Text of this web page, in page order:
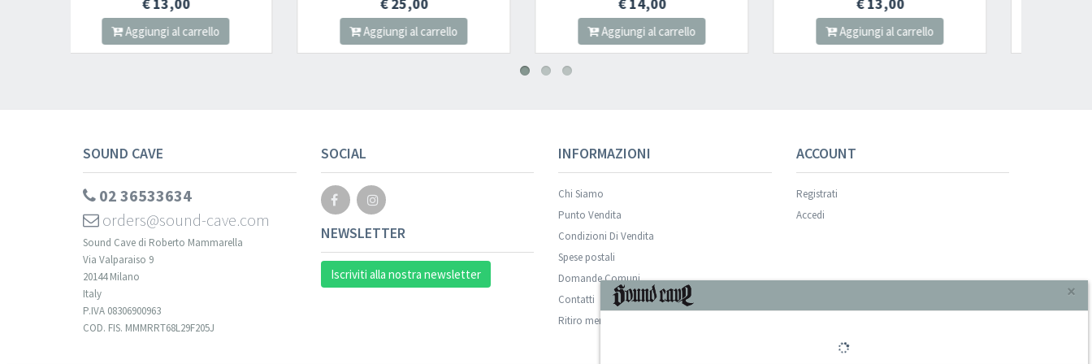
Aggiungi al carrello Aggiungi al carrello Aggiungi al carrello Aggiungi al carrello
SOUND CAVE
02 36533634
orders@sound-cave.com
Sound Cave di Roberto Mammarella
Via Valparaiso 9
20144 Milano
Italy
P.IVA 08306900963
COD. FIS. MMMRRT68L29F205J
SOCIAL
NEWSLETTER
Iscriviti alla nostra newsletter
INFORMAZIONI
Chi Siamo
Punto Vendita
Condizioni Di Vendita
Spese postali
Domande Comuni
Contatti
Ritiro merce in sede
ACCOUNT
Registrati
Accedi
ISCRIVITI